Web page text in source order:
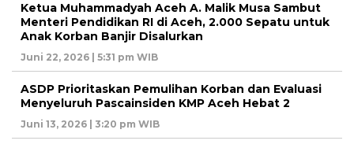
Ketua Muhammadyah Aceh A. Malik Musa Sambut
Menteri Pendidikan RI di Aceh, 2.000 Sepatu untuk
Anak Korban Banjir Disalurkan
Juni 22, 2026 | 5:31 pm WIB
ASDP Prioritaskan Pemulihan Korban dan Evaluasi
Menyeluruh Pascainsiden KMP Aceh Hebat 2
Juni 13, 2026 | 3:20 pm WIB